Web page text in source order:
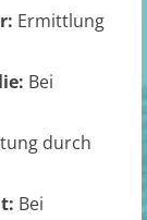
Ermittlung
Bei
durch
Bei